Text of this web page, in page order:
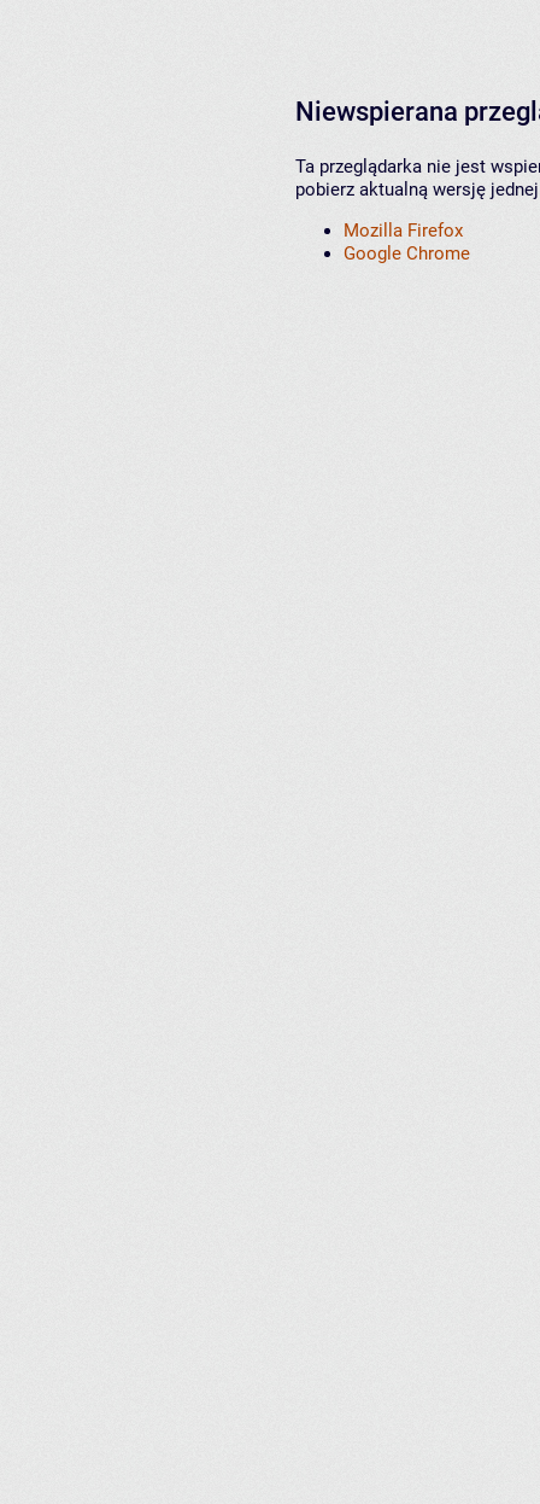
Niewspierana
Ta przeglądarka nie jest
pobierz aktualną wersję
Mozilla Firefox
Google Chrome